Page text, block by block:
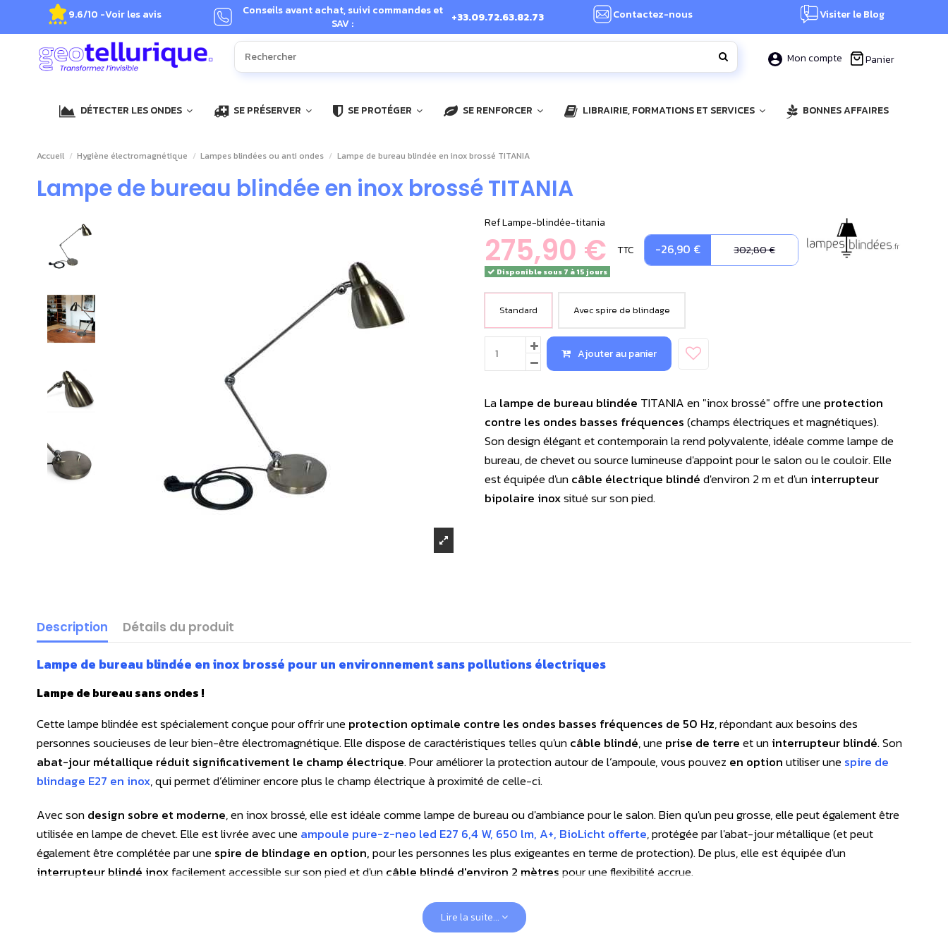
9.6/10 -Voir les avis
Conseils avant achat, suivi commandes et
SAV :
+33.09.72.63.82.73 Contactez-nous Visiter le Blog
Mon compte Panier
DÉTECTER LES ONDES SE PRÉSERVER SE PROTÉGER SE RENFORCER LIBRAIRIE, FORMATIONS ET SERVICES BONNES AFFAIRES
Accueil Hygiène électromagnétique Lampes blindées ou anti ondes Lampe de bureau blindée en inox brossé TITANIA
Lampe de bureau blindée en inox brossé TITANIA
RefLampe-blindée-titania
275,90 € TTC -26,90 € 302,80 €
Disponible sous 7 à 15 jours
Standard Avec spire de blindage
Ajouter au panier
Lalampe de bureau blindée TITANIA en "inox brossé" offre uneprotection
contre les ondes basses fréquences(champs électriques et magnétiques).
Son design élégant et contemporain la rend polyvalente, idéale comme lampe de
bureau, de chevet ou source lumineuse d'appoint pour le salon ou le couloir. Elle
est équipée d'uncâble électrique blindéd'environ 2 m et d'uninterrupteur
bipolaire inoxsitué sur son pied.
Description Détails du produit
Lampe de bureau blindée en inox brossé pour un environnement sans pollutions électriques
Lampe de bureau sans ondes !
Cette lampe blindée est spécialement conçue pour offrir uneprotection optimale contre les ondes basses fréquences de 50 Hz, répondant aux besoins des
personnes soucieuses de leur bien-être électromagnétique. Elle dispose de caractéristiques telles qu'uncâble blindé, uneprise de terreet uninterrupteur blindé. Son
abat-jour métallique réduit significativement le champ électrique. Pour améliorer la protection autour de l’ampoule, vous pouvez en optionutiliser unespire de
blindage E27 en inox, qui permet d’éliminer encore plus le champ électrique à proximité de celle-ci.
Avec sondesign sobre et moderne, en inox brossé, elle est idéale comme lampe de bureau ou d'ambiance pour le salon. Bien qu'un peu grosse, elle peut également être
utilisée en lampe de chevet. Elle est livrée avec uneampoule pure-z-neo led E27 6,4 W, 650 lm, A+, BioLicht offerte, protégée par l'abat-jour métallique (et peut
également être complétée par unespire de blindage en option,pour les personnes les plus exigeantes en terme de protection). De plus, elle est équipée d'un
interrupteur blindé inoxfacilement accessible sur son pied et d'uncâble blindé d'environ 2 mètrespour une flexibilité accrue.
d'ampoules biocompatiblespour optimiser votre confort électromagnétique. La fourniture de lampes à Led étant
obligatoire, nous avons testé et validé ces types d'ampoules en interne, après avoir fait de nombreuses investigations sur les meilleures offres du marché. Nos produits se
Lire la suite...